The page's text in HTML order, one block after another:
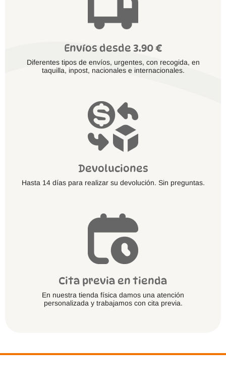
Envíos desde 3.90 €
Diferentes tipos de envíos, urgentes, con recogida, en
taquilla, inpost, nacionales e internacionales.
Devoluciones
Hasta 14 días para realizar su devolución. Sin preguntas.
Cita previa en tienda
En nuestra tienda física damos una atención
personalizada y trabajamos con cita previa.